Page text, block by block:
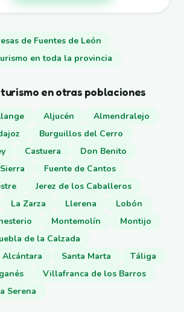
de Fuentes de León
en toda la provincia
en otras poblaciones
Aljucén
Almendralejo
Burguillos del Cerro
Castuera
Don Benito
Fuente de Cantos
Jerez de los Caballeros
La Zarza Llerena
Lobón
Montemolín
Montijo
de la Calzada
Alcántara
Santa Marta
Táliga
Villafranca de los Barros
Serena